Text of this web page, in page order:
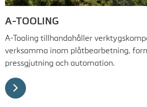
A-TOOLING
A-Tooling tillhandahåller
verksamma inom plåtbearbetning,
pressgjutning och automation.